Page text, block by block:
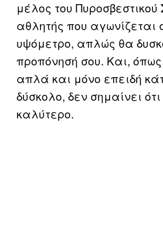
μέλος του
αθλητής που
υψόμετρο, απλώς θα
προπόνησή σου. Και, όπως
απλά και μόνο επειδή
δύσκολο, δεν σημαίνει
καλύτερο.